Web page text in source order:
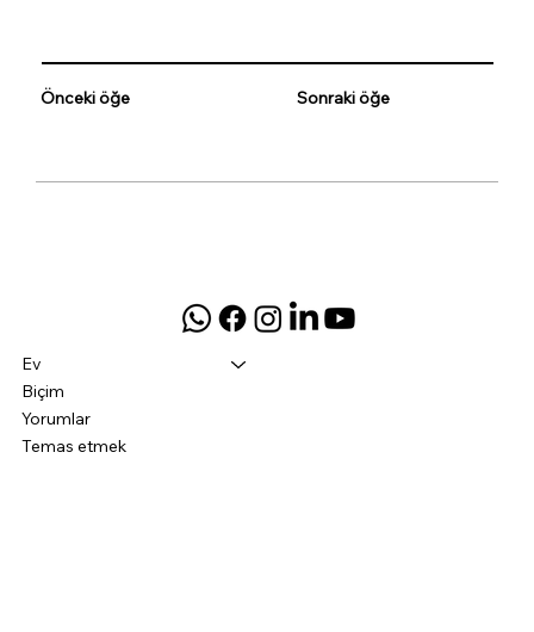
Önceki öğe Sonraki öğe
Ev
Biçim
Yorumlar
Temas etmek